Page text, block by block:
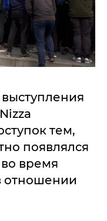
тем,
появлялся
время
отношении